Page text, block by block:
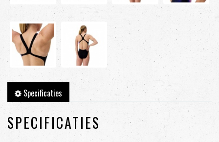
Specificaties
SPECIFICATIES